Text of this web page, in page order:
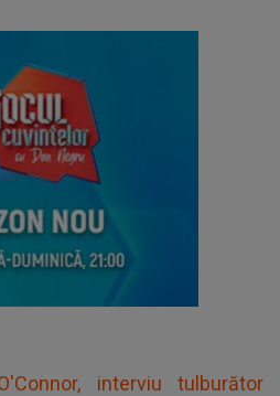
interviu tulburător